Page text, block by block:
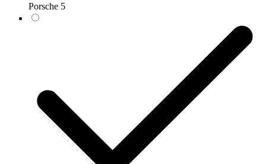
Porsche 5